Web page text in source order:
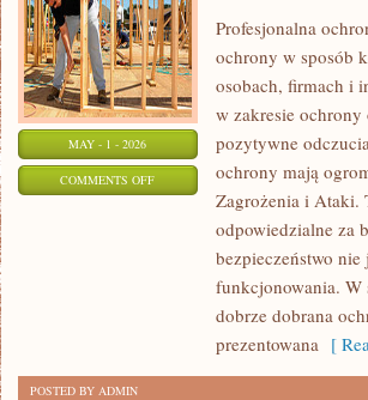
MAY - 1 - 2026
COMMENTS OFFON
NOWOCZESNE
TECHNOLOGIE
Profesjonalna
ochrony w sposób
osobach, firmach i
w zakresie ochrony
pozytywne
ochrony mają
Zagrożenia i Ataki.
odpowiedzialne za
bezpieczeństwo
funkcjonowania. W
dobrze dobrana
prezentowana [
POSTED BY ADMIN